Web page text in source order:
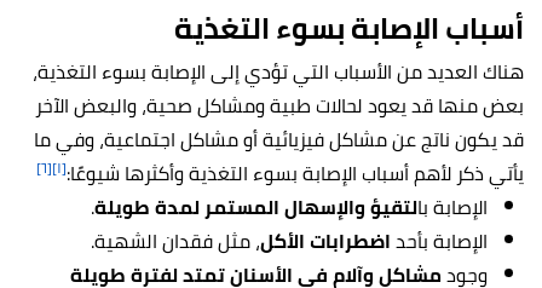
أسباب الإصابة بسوء التغذية
هناك العديد من الأسباب التي تؤدي إلى الإصابة بسوء التغذية،
بعض منها قد يعود لحالات طبية ومشاكل صحية، والبعض الآخر
قد يكون ناتج عن مشاكل فيزيائية أو مشاكل اجتماعية، وفي ما
يأتي ذكر لأهم أسباب الإصابة بسوء التغذية وأكثرها شيوعًا:[١] [٦]
الإصابة بالتقيؤ والإسهال المستمر لمدة طويلة.
الإصابة بأحداضطرابات الأكل، مثل فقدان الشهية.
وجودمشاكل وآلام في الأسنان تمتد لفترة طويلة